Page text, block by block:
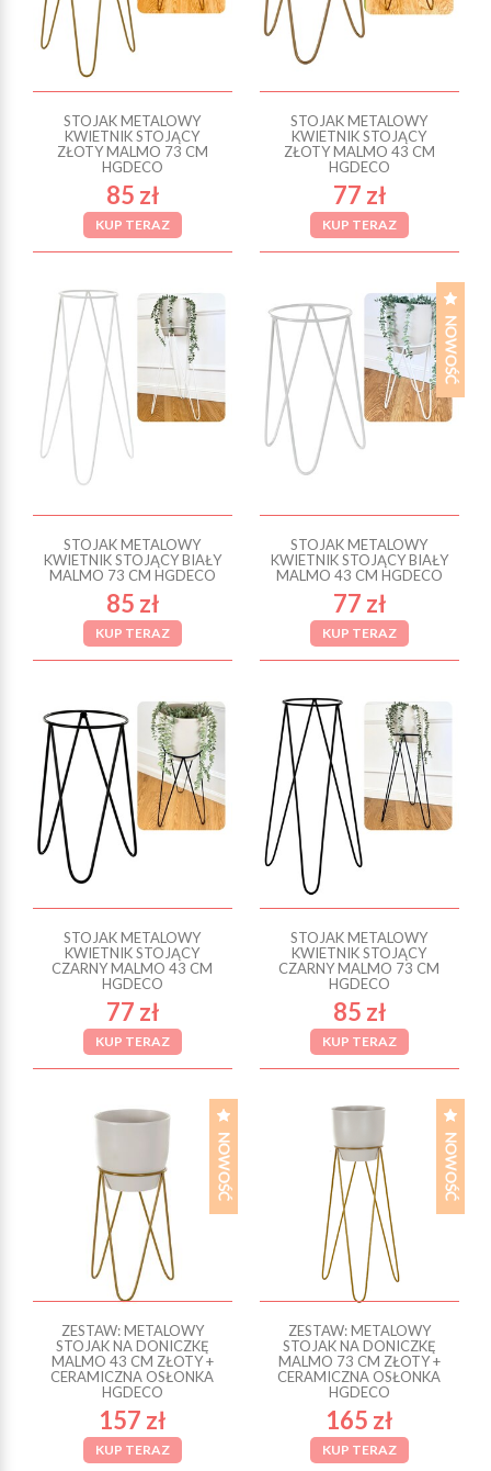
STOJAK METALOWY
KWIETNIK STOJĄCY
ZŁOTY MALMO 73 CM
HGDECO
85 zł
KUP TERAZ
STOJAK METALOWY
KWIETNIK STOJĄCY
ZŁOTY MALMO 43 CM
HGDECO
77 zł
KUP TERAZ
STOJAK METALOWY
KWIETNIK STOJĄCY BIAŁY
MALMO 73 CM HGDECO
85 zł
KUP TERAZ
STOJAK METALOWY
KWIETNIK STOJĄCY BIAŁY
MALMO 43 CM HGDECO
77 zł
KUP TERAZ
STOJAK METALOWY
KWIETNIK STOJĄCY
CZARNY MALMO 43 CM
HGDECO
77 zł
KUP TERAZ
STOJAK METALOWY
KWIETNIK STOJĄCY
CZARNY MALMO 73 CM
HGDECO
85 zł
KUP TERAZ
ZESTAW: METALOWY
STOJAK NA DONICZKĘ
MALMO 43 CM ZŁOTY +
CERAMICZNA OSŁONKA
HGDECO
157 zł
KUP TERAZ
ZESTAW: METALOWY
STOJAK NA DONICZKĘ
MALMO 73 CM ZŁOTY +
CERAMICZNA OSŁONKA
HGDECO
165 zł
KUP TERAZ